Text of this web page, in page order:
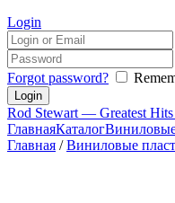
Login
Forgot password?
Rod Stewart — Greatest
ГлавнаяКаталог
Главная /Виниловые